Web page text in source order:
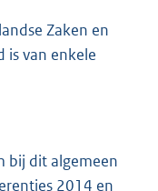
Zaken en
is van enkele
bij dit algemeen
2014 en